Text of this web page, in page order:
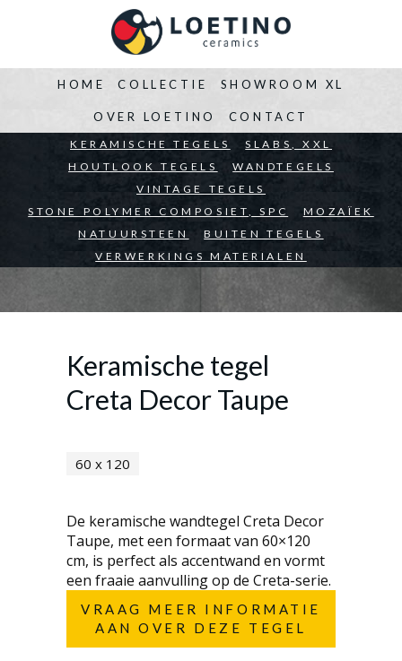
HOME
BEDRIJVEN ARCHITECTEN PARTICULIEREN
COLLECTIE
KERAMISCHE TEGELS
SLABS, XXL
HOUTLOOK TEGELS
WANDTEGELS
VINTAGE TEGELS
STONE POLYMER COMPOSIET, SPC
MOZAÏEK
NATUURSTEEN
BUITEN TEGELS
VERWERKINGS MATERIALEN
SHOWROOM XL
OVER LOETINO CONTACT
Keramische tegel
Creta Decor Taupe
60 x 120
De keramische wandtegel Creta Decor
Taupe, met een formaat van 60×120
cm, is perfect als accentwand en vormt
een fraaie aanvulling op de Creta-serie.
VRAAG MEER INFORMATIE
AAN OVER DEZE TEGEL